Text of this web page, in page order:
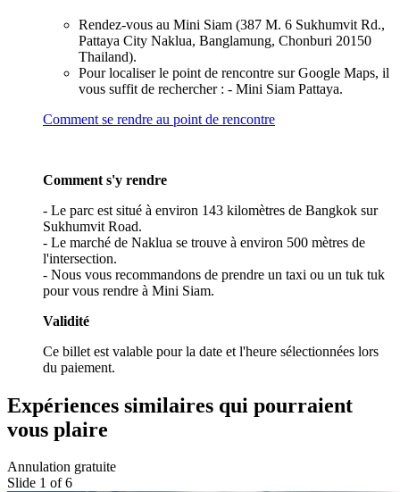
Rendez-vous au Mini Siam (387 M. 6 Sukhumvit Rd.,
Pattaya City Naklua, Banglamung, Chonburi 20150
Thailand).
Pour localiser le point de rencontre sur Google Maps, il
vous suffit de rechercher : - Mini Siam Pattaya.
Comment se rendre au point de rencontre
Comment s'y rendre
- Le parc est situé à environ 143 kilomètres de Bangkok sur
Sukhumvit Road.
- Le marché de Naklua se trouve à environ 500 mètres de
l'intersection.
- Nous vous recommandons de prendre un taxi ou un tuk tuk
pour vous rendre à Mini Siam.
Validité
Ce billet est valable pour la date et l'heure sélectionnées lors
du paiement.
Expériences similaires qui pourraient
vous plaire
Annulation gratuite
Slide 1 of 6